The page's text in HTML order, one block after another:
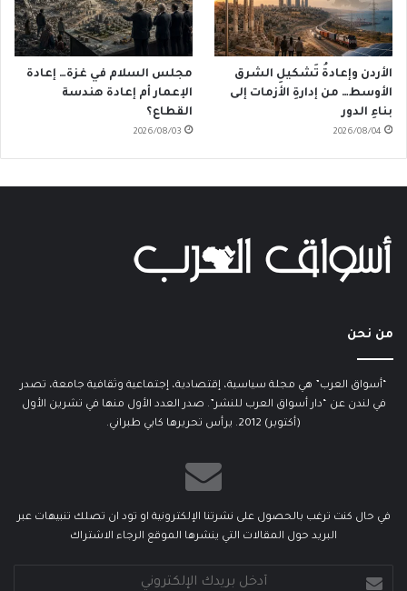
الأردن وإعادةُ تَشكيلِ الشرق
الأوسط… من إدارةِ الأزمات إلى
بناءِ الدور
2026/08/04
مجلس السلام في غزة… إعادة
الإعمار أم إعادة هندسة
القطاع؟
2026/08/03
من نحن
“أسواق العرب” هي مجلة سياسية، إقتصادية، إجتماعية وثقافية جامعة، تصدر
في لندن عن “دار أسواق العرب للنشر”. صدر العدد الأول منها في تشرين الأول
(أكتوبر) 2012. يرأس تحريرها كابي طبراني.
في حال كنت ترغب بالحصول على نشرتنا الإلكترونية او تود ان تصلك تنبيهات عبر
البريد حول المقالات التي ينشرها الموقع الرجاء الاشتراك